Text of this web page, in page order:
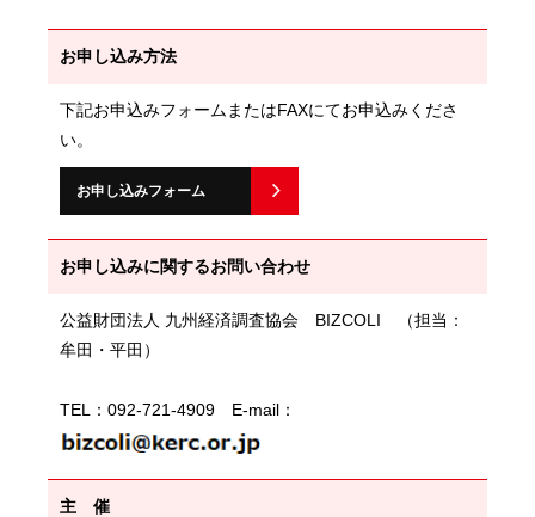
お申し込み方法
下記お申込みフォームまたはFAXにてお申込みくださ
い。
お申し込みフォーム
お申し込みに関するお問い合わせ
公益財団法人 九州経済調査協会 BIZCOLI （担当：
牟田・平田）
TEL：092-721-4909 E-mail：
主 催